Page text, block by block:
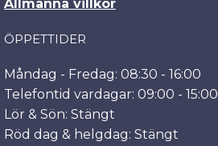
Allmänna villkor
ÖPPETTIDER
Måndag - Fredag: 08:30 - 16:00
Telefontid vardagar: 09:00 - 15:00
Lör & Sön: Stängt
Röd dag & helgdag: Stängt